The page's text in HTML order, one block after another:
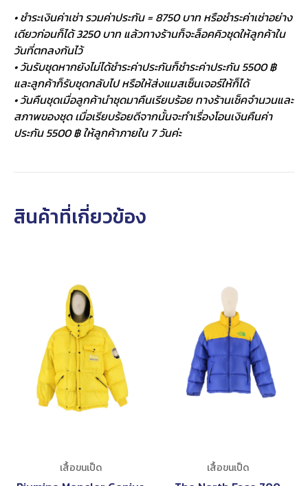
• ชำระเงินค่าเช่า รวมค่าประกัน = 8750 บาท หรือชำระค่าเช่าอย่าง
เดียวก่อนก็ได้ 3250 บาท แล้วทางร้านก็จะล็อคคิวชุดให้ลูกค้าใน
วันที่ตกลงกันไว้
• วันรับชุดหากยังไม่ได้ชำระค่าประกันก็ชำระค่าประกัน 5500 ฿
และลูกค้าก็รับชุดกลับไป หรือให้ส่งแมสเซ็นเจอร์ให้ก็ได้
• วันคืนชุดเมื่อลูกค้านำชุดมาคืนเรียบร้อย ทางร้านเช็คจำนวนและ
สภาพของชุด เมื่อเรียบร้อยดีจากนั้นจะทำเรื่องโอนเงินคืนค่า
ประกัน 5500 ฿ ให้ลูกค้าภายใน 7 วันค่ะ
สินค้าที่เกี่ยวข้อง
เสื้อขนเป็ด เสื้อขนเป็ด